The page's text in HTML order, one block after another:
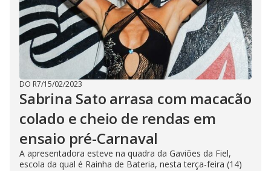
DO R7/15/02/2023
Sabrina Sato arrasa com macacão
colado e cheio de rendas em
ensaio pré-Carnaval
A apresentadora esteve na quadra da Gaviões da Fiel,
escola da qual é Rainha de Bateria, nesta terça-feira (14)